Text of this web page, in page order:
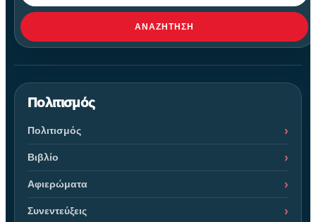
ΑΝΑΖΉΤΗΣΗ
Πολιτισμός
Πολιτισμός
Βιβλίο
Αφιερώματα
Συνεντεύξεις